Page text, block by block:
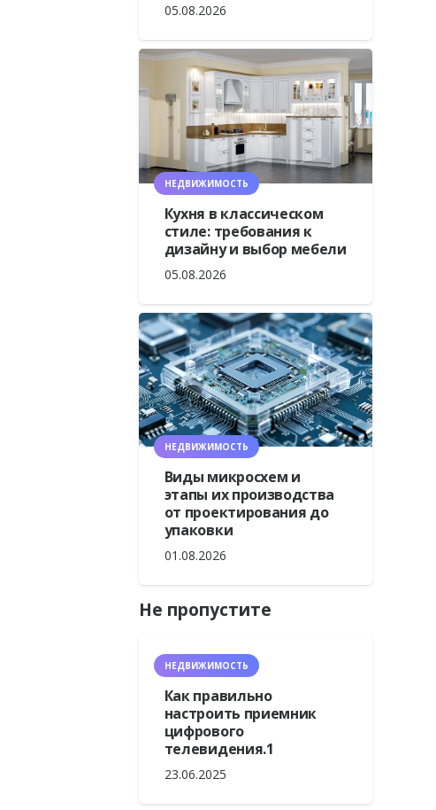
05.08.2026
НЕДВИЖИМОСТЬ
Кухня в классическом
стиле: требования к
дизайну и выбор мебели
05.08.2026
НЕДВИЖИМОСТЬ
Виды микросхем и
этапы их производства
от проектирования до
упаковки
01.08.2026
Не пропустите
НЕДВИЖИМОСТЬ
Как правильно
настроить приемник
цифрового
телевидения.1
23.06.2025